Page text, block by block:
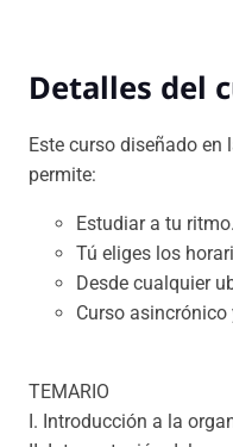
Detalles del
Este curso diseñado en
permite:
Estudiar a tu ritmo.
Tú eliges los
Desde cualquier
Curso
TEMARIO
I. Introducción a la